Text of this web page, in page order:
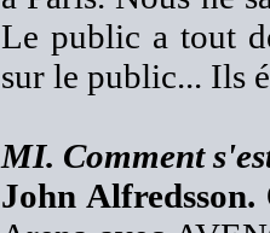
Le public a tout
sur le public... Ils
MI. Comment
John Alfredsson.